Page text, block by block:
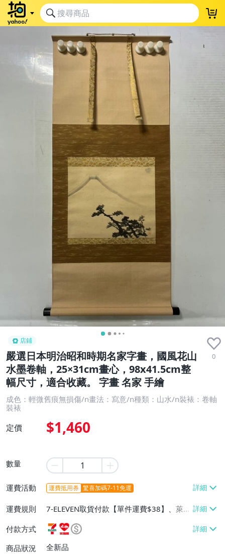
店鋪
嚴選日本明治昭和時期名家字畫，國風花山
水墨卷軸，25×31cm畫心，98x41.5cm整
幅尺寸，適合收藏。 字畫 名家 手繪
0
成色：輕微舊痕無損傷/n畫法：寫意/n種類：山水/n裝裱：卷軸
裝裱
定價 $1,460
數量
運費活動 運費抵用券 驚喜加碼7-11免運
運費規則
7-ELEVEN取貨付款【單件運費$38】、萊爾
富取貨付款【單件運費$60】、宅配/貨運
【單件運費$130】
付款方式
商品狀況
全新品